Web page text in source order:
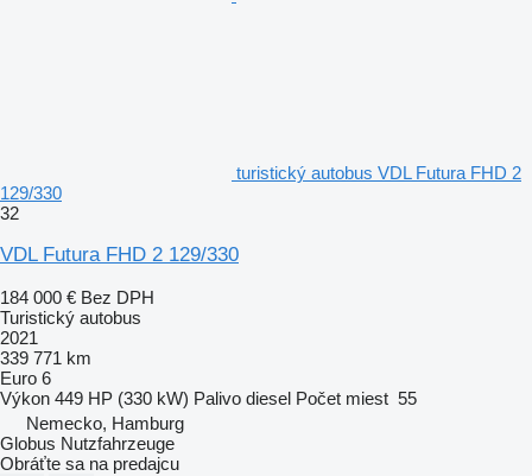
turistický autobus VDL Futura FHD 2
129/330
32
VDL Futura FHD 2 129/330
184 000 € Bez DPH
Turistický autobus
2021
339 771 km
Euro 6
Výkon 449 HP (330 kW) Palivo diesel Počet miest 55
Nemecko, Hamburg
Globus Nutzfahrzeuge
Obráťte sa na predajcu